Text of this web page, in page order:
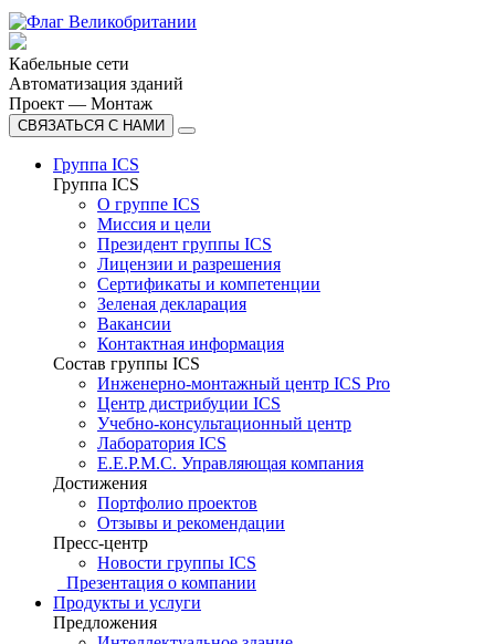
Кабельные сети
Автоматизация зданий
Проект — Монтаж
СВЯЗАТЬСЯ С НАМИ
Группа ICS
Группа ICS
О группе ICS
Миссия и цели
Президент группы ICS
Лицензии и разрешения
Сертификаты и компетенции
Зеленая декларация
Вакансии
Контактная информация
Состав группы ICS
Инженерно-монтажный центр ICS Pro
Центр дистрибуции ICS
Учебно-консультационный центр
Лаборатория ICS
E.E.P.M.C. Управляющая компания
Достижения
Портфолио проектов
Отзывы и рекомендации
Пресс-центр
Новости группы ICS
Презентация о компании
Продукты и услуги
Предложения